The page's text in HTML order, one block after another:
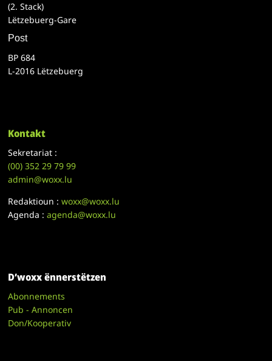
(2. Stack)
Lëtzebuerg-Gare
Post
BP 684
L-2016 Lëtzebuerg
Kontakt
Sekretariat :
(00)352 29 79 99
admin@woxx.lu
Redaktioun :woxx@woxx.lu
Agenda :agenda@woxx.lu
D’woxx ënnerstëtzen
Abonnements
Pub - Annoncen
Don/Kooperativ